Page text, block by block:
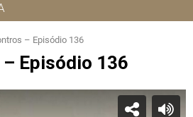
– Episódio 136
Episódio 136